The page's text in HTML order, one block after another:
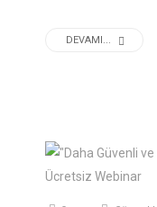
DEVAMI...